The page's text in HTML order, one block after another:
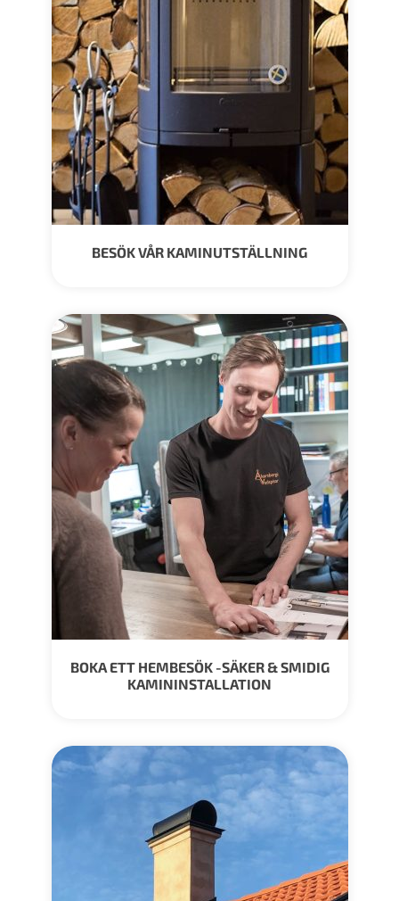
BESÖK VÅR KAMINUTSTÄLLNING
BOKA ETT HEMBESÖK -SÄKER & SMIDIG
KAMININSTALLATION